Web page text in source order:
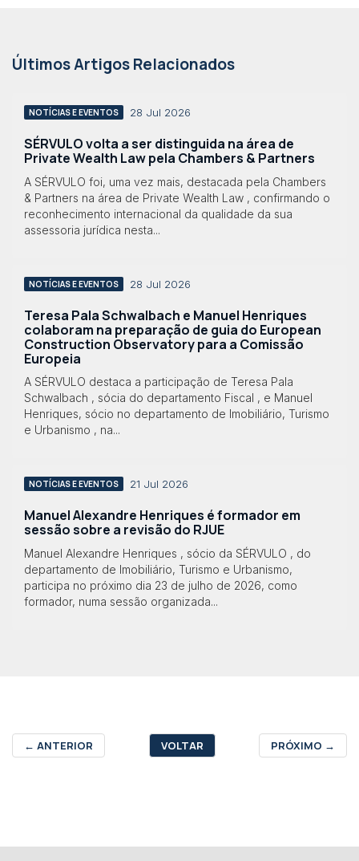
Últimos Artigos Relacionados
NOTÍCIAS E EVENTOS 28 Jul 2026
SÉRVULO volta a ser distinguida na área de
Private Wealth Law pela Chambers & Partners
A SÉRVULO foi, uma vez mais, destacada pela Chambers
& Partners na área de Private Wealth Law , confirmando o
reconhecimento internacional da qualidade da sua
assessoria jurídica nesta...
NOTÍCIAS E EVENTOS 28 Jul 2026
Teresa Pala Schwalbach e Manuel Henriques
colaboram na preparação de guia do European
Construction Observatory para a Comissão
Europeia
A SÉRVULO destaca a participação de Teresa Pala
Schwalbach , sócia do departamento Fiscal , e Manuel
Henriques, sócio no departamento de Imobiliário, Turismo
e Urbanismo , na...
NOTÍCIAS E EVENTOS 21 Jul 2026
Manuel Alexandre Henriques é formador em
sessão sobre a revisão do RJUE
Manuel Alexandre Henriques , sócio da SÉRVULO , do
departamento de Imobiliário, Turismo e Urbanismo,
participa no próximo dia 23 de julho de 2026, como
formador, numa sessão organizada...
← ANTERIOR VOLTAR PRÓXIMO →